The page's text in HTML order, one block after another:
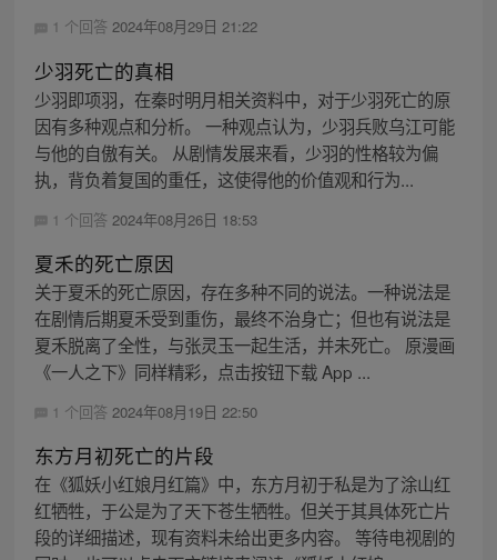
1 个回答 2024年08月29日 21:22
少羽死亡的真相
少羽即项羽，在秦时明月相关资料中，对于少羽死亡的原
因有多种观点和分析。 一种观点认为，少羽兵败乌江可能
与他的自傲有关。 从剧情发展来看，少羽的性格较为偏
执，背负着复国的重任，这使得他的价值观和行为...
1 个回答 2024年08月26日 18:53
夏禾的死亡原因
关于夏禾的死亡原因，存在多种不同的说法。一种说法是
在剧情后期夏禾受到重伤，最终不治身亡；但也有说法是
夏禾脱离了全性，与张灵玉一起生活，并未死亡。 原漫画
《一人之下》同样精彩，点击按钮下载 App ...
1 个回答 2024年08月19日 22:50
东方月初死亡的片段
在《狐妖小红娘月红篇》中，东方月初于私是为了涂山红
红牺牲，于公是为了天下苍生牺牲。但关于其具体死亡片
段的详细描述，现有资料未给出更多内容。 等待电视剧的